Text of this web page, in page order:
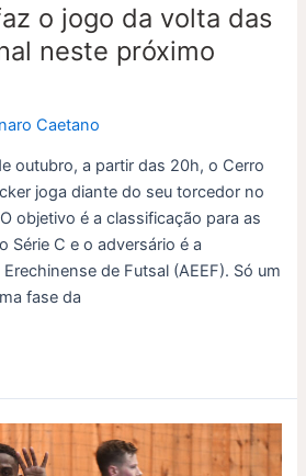
o jogo da volta das
neste próximo
Caetano
outubro, a partir das 20h, o Cerro
joga diante do seu torcedor no
objetivo é a classificação para as
Série C e o adversário é a
de Futsal (AEEF). Só um
fase da